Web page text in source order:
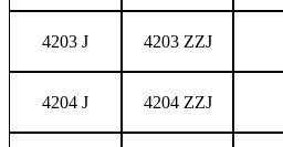
4203 J 4203 ZZJ
4204 J 4204 ZZJ